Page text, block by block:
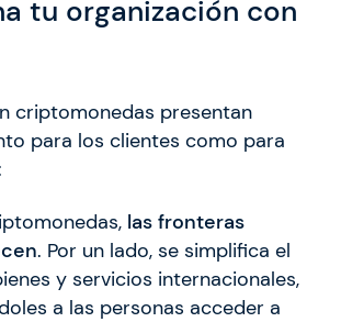
tu organización con
criptomonedas presentan
para los clientes como para
las fronteras
. Por un lado, se simplifica el
y servicios internacionales,
a las personas acceder a